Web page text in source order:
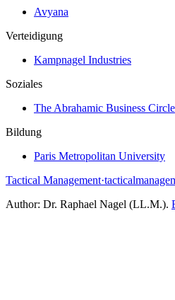
Avyana
Verteidigung
Kampnagel Industries
Soziales
The Abrahamic Business Circle
Bildung
Paris Metropolitan University
Tactical Management·
Author: Dr. Raphael Nagel (LL.M.).